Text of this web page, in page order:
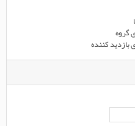
گروه
بازدید کننده